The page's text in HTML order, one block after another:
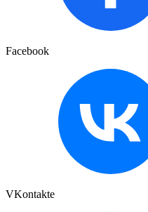
Facebook
VKontakte